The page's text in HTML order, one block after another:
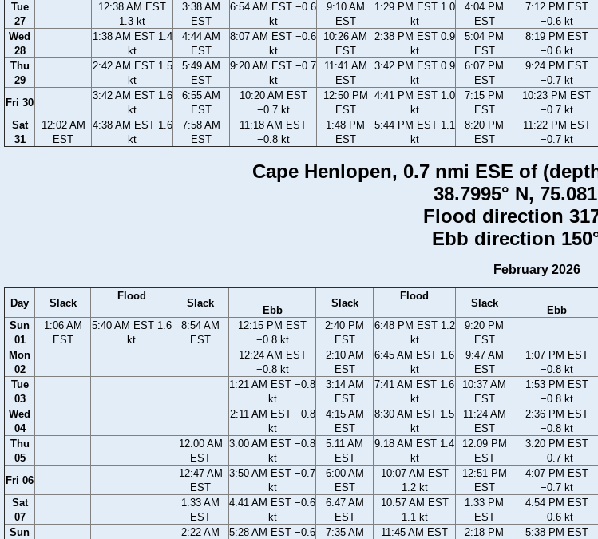
Tue
27
12:38 AM EST
1.3 kt
3:38 AM
EST
6:54 AM EST −0.6
kt
9:10 AM
EST
1:29 PM EST 1.0
kt
4:04 PM
EST
7:12 PM EST
−0.6 kt
Wed
28
1:38 AM EST 1.4
kt
4:44 AM
EST
8:07 AM EST −0.6
kt
10:26 AM
EST
2:38 PM EST 0.9
kt
5:04 PM
EST
8:19 PM EST
−0.6 kt
Thu
29
2:42 AM EST 1.5
kt
5:49 AM
EST
9:20 AM EST −0.7
kt
11:41 AM
EST
3:42 PM EST 0.9
kt
6:07 PM
EST
9:24 PM EST
−0.7 kt
Fri 30
3:42 AM EST 1.6
kt
6:55 AM
EST
10:20 AM EST
−0.7 kt
12:50 PM
EST
4:41 PM EST 1.0
kt
7:15 PM
EST
10:23 PM EST
−0.7 kt
Sat
31
12:02 AM
EST
4:38 AM EST 1.6
kt
7:58 AM
EST
11:18 AM EST
−0.8 kt
1:48 PM
EST
5:44 PM EST 1.1
kt
8:20 PM
EST
11:22 PM EST
−0.7 kt
Cape Henlopen, 0.7 nmi ESE of
38.7995° N,
Flood direction
Ebb direction
February 2026
Day Slack
Flood
Slack
Ebb
Slack
Flood
Slack
Ebb
Sun
01
1:06 AM
EST
5:40 AM EST 1.6
kt
8:54 AM
EST
12:15 PM EST
−0.8 kt
2:40 PM
EST
6:48 PM EST 1.2
kt
9:20 PM
EST
Mon
02
12:24 AM EST
−0.8 kt
2:10 AM
EST
6:45 AM EST 1.6
kt
9:47 AM
EST
1:07 PM EST
−0.8 kt
Tue
03
1:21 AM EST −0.8
kt
3:14 AM
EST
7:41 AM EST 1.6
kt
10:37 AM
EST
1:53 PM EST
−0.8 kt
Wed
04
2:11 AM EST −0.8
kt
4:15 AM
EST
8:30 AM EST 1.5
kt
11:24 AM
EST
2:36 PM EST
−0.8 kt
Thu
05
12:00 AM
EST
3:00 AM EST −0.8
kt
5:11 AM
EST
9:18 AM EST 1.4
kt
12:09 PM
EST
3:20 PM EST
−0.7 kt
Fri 06
12:47 AM
EST
3:50 AM EST −0.7
kt
6:00 AM
EST
10:07 AM EST
1.2 kt
12:51 PM
EST
4:07 PM EST
−0.7 kt
Sat
07
1:33 AM
EST
4:41 AM EST −0.6
kt
6:47 AM
EST
10:57 AM EST
1.1 kt
1:33 PM
EST
4:54 PM EST
−0.6 kt
Sun
2:22 AM
5:28 AM EST −0.6
7:35 AM
11:45 AM EST
2:18 PM
5:38 PM EST